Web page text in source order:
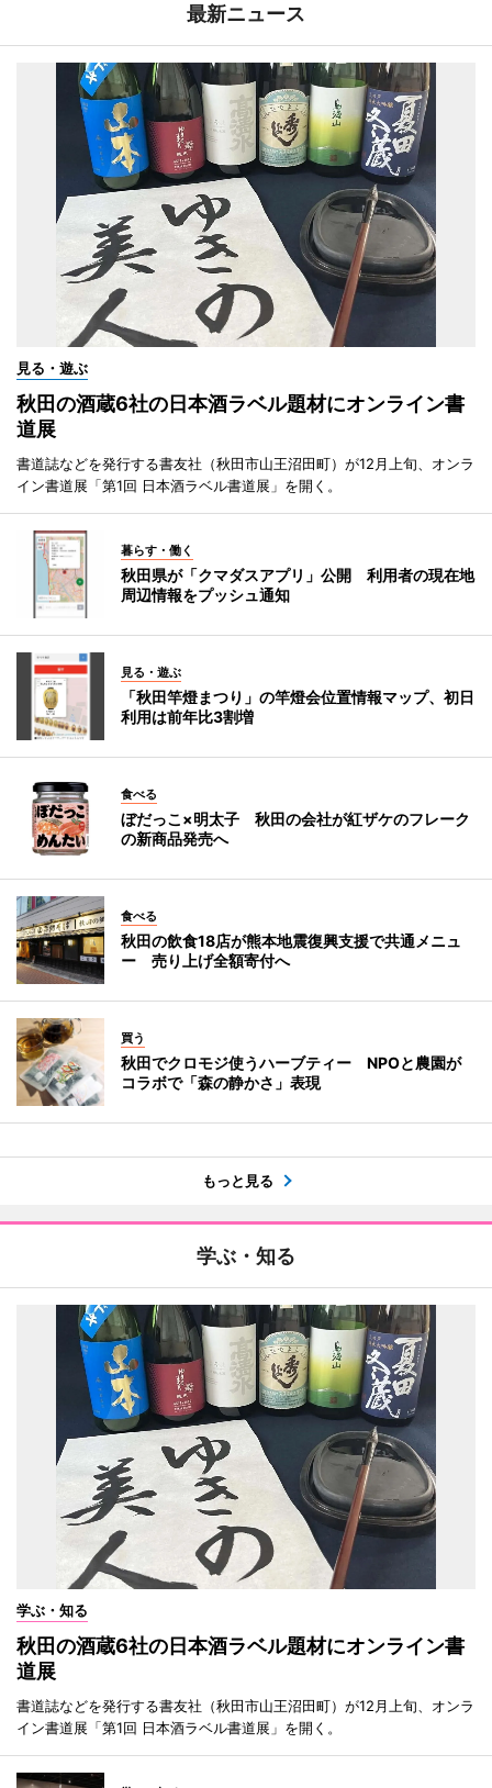
最新ニュース
見る・遊ぶ
秋田の酒蔵6社の日本酒ラベル題材にオンライン書
道展
書道誌などを発行する書友社（秋田市山王沼田町）が12月上旬、オンラ
イン書道展「第1回 日本酒ラベル書道展」を開く。
暮らす・働く
秋田県が「クマダスアプリ」公開 利用者の現在地
周辺情報をプッシュ通知
見る・遊ぶ
「秋田竿燈まつり」の竿燈会位置情報マップ、初日
利用は前年比3割増
食べる
ぼだっこ×明太子 秋田の会社が紅ザケのフレーク
の新商品発売へ
食べる
秋田の飲食18店が熊本地震復興支援で共通メニュ
ー 売り上げ全額寄付へ
買う
秋田でクロモジ使うハーブティー NPOと農園が
コラボで「森の静かさ」表現
もっと見る
学ぶ・知る
学ぶ・知る
秋田の酒蔵6社の日本酒ラベル題材にオンライン書
道展
書道誌などを発行する書友社（秋田市山王沼田町）が12月上旬、オンラ
イン書道展「第1回 日本酒ラベル書道展」を開く。